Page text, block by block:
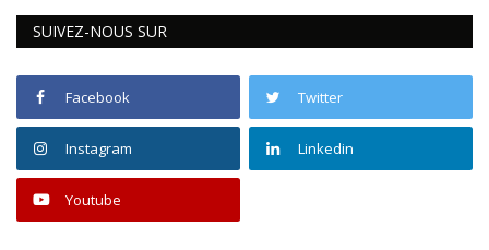
SUIVEZ-NOUS SUR
Facebook Twitter
Instagram Linkedin
Youtube